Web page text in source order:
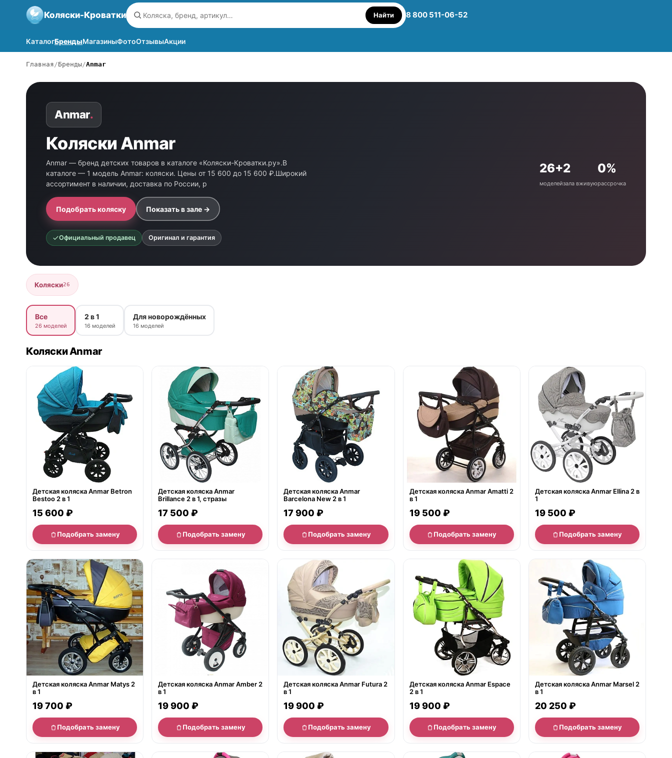
Коляски-Кроватки Найти 8 800 511-06-52
КаталогБрендыМагазиныФотоОтзывыАкции
Главная Бренды Anmar
Anmar.
Коляски Anmar
Anmar — бренд детских товаров в каталоге «Коляски-Кроватки.ру».В
каталоге — 1 модель Anmar: коляски. Цены от 15 600 до 15 600 ₽.Широкий
ассортимент в наличии, доставка по России, р
Подобрать коляску Показать в зале →
Официальный продавец Оригинал и гарантия
26+
моделей
2
зала вживую
0%
рассрочка
Коляски26
Все
26 моделей
2 в 1
16 моделей
Для новорождённых
16 моделей
Коляски Anmar
нет в продаже
Детская коляска Anmar Betron
Bestoo 2 в 1
15 600 ₽
Подобрать замену
нет в продаже
Детская коляска Anmar
Brillance 2 в 1, стразы
17 500 ₽
Подобрать замену
нет в продаже
Детская коляска Anmar
Barcelona New 2 в 1
17 900 ₽
Подобрать замену
Детская коляска Anmar Amatti 2
в 1
19 500 ₽
Подобрать замену
нет в продаже
Детская коляска Anmar Ellina 2 в
1
19 500 ₽
Подобрать замену
нет в продаже
Детская коляска Anmar Matys 2
в 1
19 700 ₽
Подобрать замену
Детская коляска Anmar Amber 2
в 1
19 900 ₽
Подобрать замену
нет в продаже
Детская коляска Anmar Futura 2
в 1
19 900 ₽
Подобрать замену
Детская коляска Anmar Espace
2 в 1
19 900 ₽
Подобрать замену
Детская коляска Anmar Marsel 2
в 1
20 250 ₽
Подобрать замену